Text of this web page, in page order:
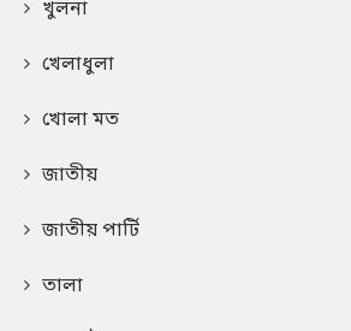
খুলনা
খেলাধুলা
খোলা মত
জাতীয়
জাতীয় পার্টি
তালা